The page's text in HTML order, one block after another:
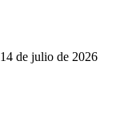
14 de julio de 2026